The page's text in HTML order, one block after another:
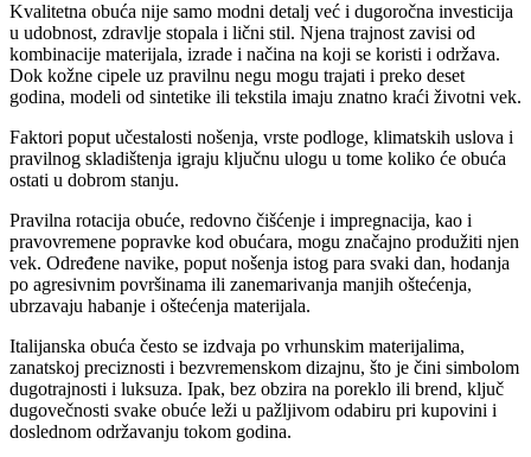
Kvalitetna obuća nije samo modni detalj već i dugoročna investicija
u udobnost, zdravlje stopala i lični stil. Njena trajnost zavisi od
kombinacije materijala, izrade i načina na koji se koristi i održava.
Dok kožne cipele uz pravilnu negu mogu trajati i preko deset
godina, modeli od sintetike ili tekstila imaju znatno kraći životni vek.
Faktori poput učestalosti nošenja, vrste podloge, klimatskih uslova i
pravilnog skladištenja igraju ključnu ulogu u tome koliko će obuća
ostati u dobrom stanju.
Pravilna rotacija obuće, redovno čišćenje i impregnacija, kao i
pravovremene popravke kod obućara, mogu značajno produžiti njen
vek. Određene navike, poput nošenja istog para svaki dan, hodanja
po agresivnim površinama ili zanemarivanja manjih oštećenja,
ubrzavaju habanje i oštećenja materijala.
Italijanska obuća često se izdvaja po vrhunskim materijalima,
zanatskoj preciznosti i bezvremenskom dizajnu, što je čini simbolom
dugotrajnosti i luksuza. Ipak, bez obzira na poreklo ili brend, ključ
dugovečnosti svake obuće leži u pažljivom odabiru pri kupovini i
doslednom održavanju tokom godina.